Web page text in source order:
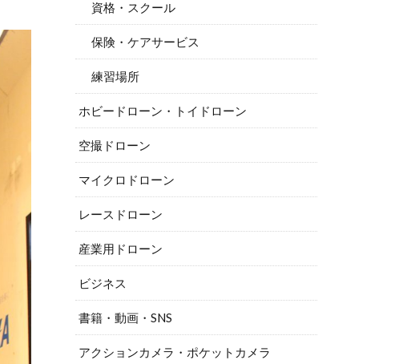
資格・スクール
保険・ケアサービス
練習場所
ホビードローン・トイドローン
空撮ドローン
マイクロドローン
レースドローン
産業用ドローン
ビジネス
書籍・動画・SNS
アクションカメラ・ポケットカメラ